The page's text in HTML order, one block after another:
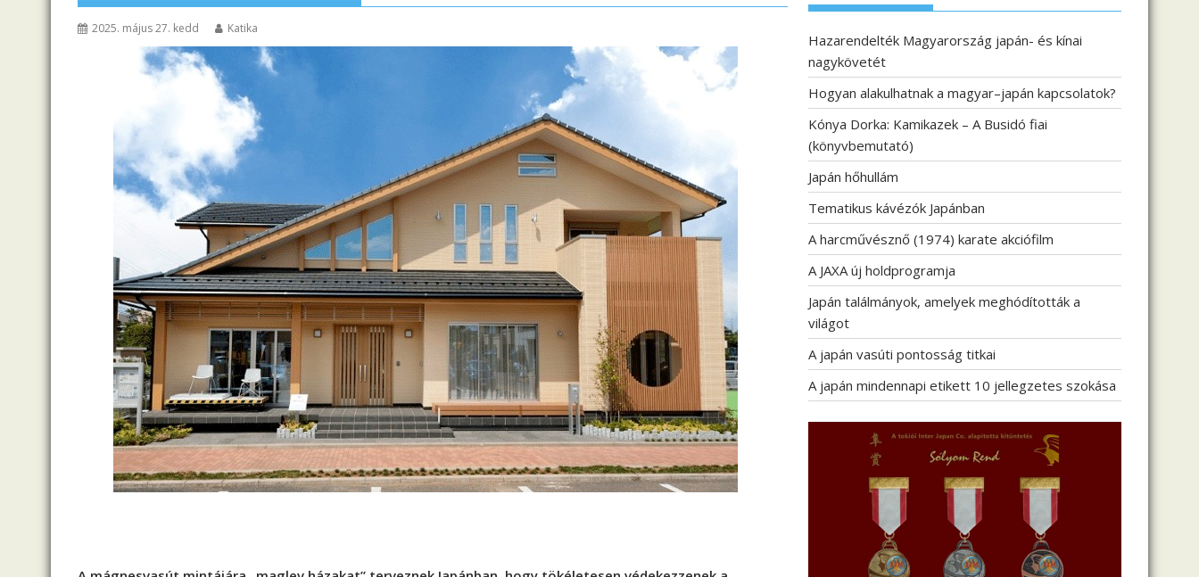
2025. május 27. kedd Katika
Hazarendelték Magyarország japán- és kínai
nagykövetét
Hogyan alakulhatnak a magyar–japán kapcsolatok?
Kónya Dorka: Kamikazek – A Busidó fiai
(könyvbemutató)
Japán hőhullám
Tematikus kávézók Japánban
A harcművésznő (1974) karate akciófilm
A JAXA új holdprogramja
Japán találmányok, amelyek meghódították a
világot
A japán vasúti pontosság titkai
A japán mindennapi etikett 10 jellegzetes szokása